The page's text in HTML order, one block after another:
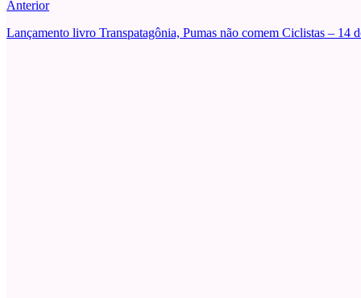
Anterior
Lançamento livro Transpatagônia, Pumas não comem Ciclistas – 14